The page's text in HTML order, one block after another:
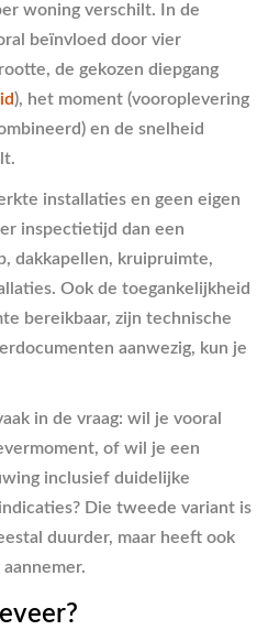
woning verschilt. In de
beïnvloed door vier
de gekozen diepgang
), het moment (vooroplevering
en de snelheid
installaties en geen eigen
inspectietijd dan een
dakkapellen, kruipruimte,
Ook de toegankelijkheid
bereikbaar, zijn technische
aanwezig, kun je
in de vraag: wil je vooral
of wil je een
inclusief duidelijke
Die tweede variant is
duurder, maar heeft ook